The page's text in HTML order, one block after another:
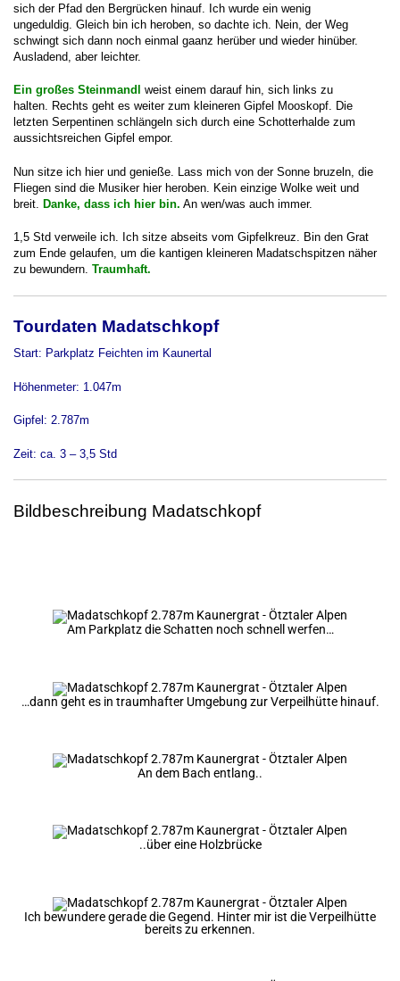
sich der Pfad den Bergrücken hinauf. Ich wurde ein wenig
ungeduldig. Gleich bin ich heroben, so dachte ich. Nein, der Weg
schwingt sich dann noch einmal gaanz herüber und wieder hinüber.
Ausladend, aber leichter.
Ein großes Steinmandl
weist einem darauf hin, sich links zu
halten. Rechts geht es weiter zum kleineren Gipfel Mooskopf. Die
letzten Serpentinen schlängeln sich durch eine Schotterhalde zum
aussichtsreichen Gipfel empor.
Nun sitze ich hier und genieße. Lass mich von der Sonne bruzeln, die
Fliegen sind die Musiker hier heroben. Kein einzige Wolke weit und
breit. Danke, dass ich hier bin. An wen/was auch immer.
1,5 Std verweile ich. Ich sitze abseits vom Gipfelkreuz. Bin den Grat
zum Ende gelaufen, um die kantigen kleineren Madatschspitzen näher
zu bewundern. Traumhaft.
Tourdaten Madatschkopf
Start: Parkplatz Feichten im Kaunertal
Höhenmeter: 1.047m
Gipfel: 2.787m
Zeit: ca. 3 – 3,5 Std
Bildbeschreibung Madatschkopf
Am Parkplatz die Schatten noch schnell werfen…
…dann geht es in traumhafter Umgebung zur Verpeilhütte hinauf.
An dem Bach entlang..
..über eine Holzbrücke
Ich bewundere gerade die Gegend. Hinter mir ist die Verpeilhütte
bereits zu erkennen.